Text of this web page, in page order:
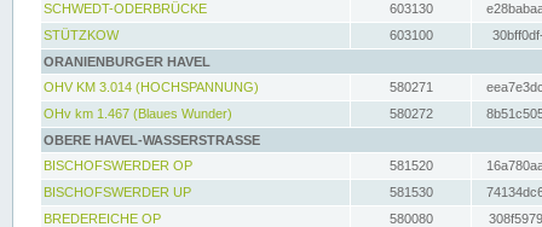
SCHWEDT-ODERBRÜCKE
603130
STÜTZKOW
603100
ORANIENBURGER HAVEL
OHV KM 3.014 (HOCHSPANNUNG)
580271
OHv km 1.467 (Blaues Wunder)
580272
OBERE HAVEL-WASSERSTRASSE
BISCHOFSWERDER OP
581520
BISCHOFSWERDER UP
581530
BREDEREICHE OP
580080